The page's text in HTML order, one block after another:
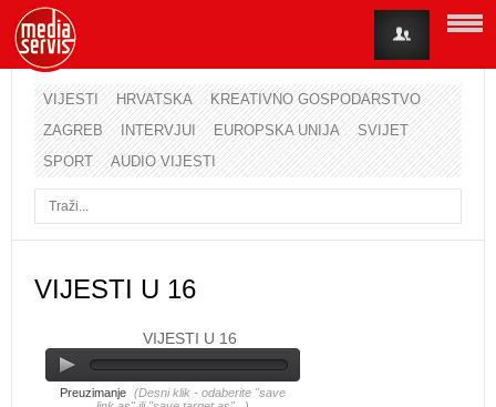
VIJESTI HRVATSKA
KREATIVNO GOSPODARSTVO
ZAGREB
INTERVJUI EUROPSKA UNIJA
SVIJET
SPORT
AUDIO VIJESTI
VIJESTI U 16
VIJESTI U 16
Preuzimanje (Desni klik - odaberite "save
Korisničko ime
Lozinka
Zaboravili ste lozinku?